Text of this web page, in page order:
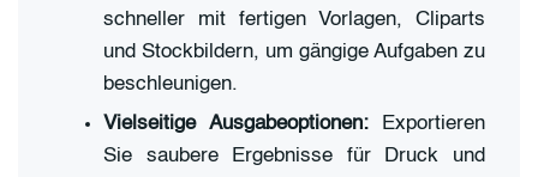
schneller mit fertigen Vorlagen, Cliparts
und Stockbildern, um gängige Aufgaben zu
beschleunigen.
Vielseitige Ausgabeoptionen:Exportieren
Sie saubere Ergebnisse für Druck und